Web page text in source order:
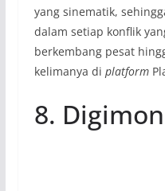
yang sinematik,
dalam setiap konflik
berkembang pesat
kelimanya di platform
8.